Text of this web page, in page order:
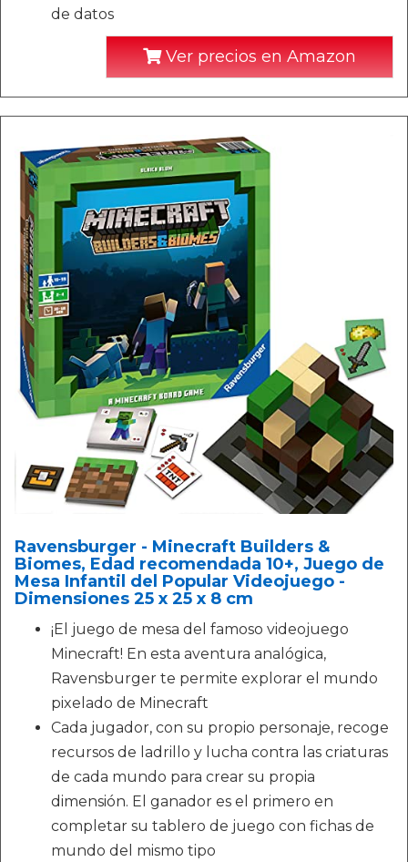
de datos
Ver precios en Amazon
Ravensburger - Minecraft Builders &
Biomes, Edad recomendada 10+, Juego de
Mesa Infantil del Popular Videojuego -
Dimensiones 25 x 25 x 8 cm
¡El juego de mesa del famoso videojuego
Minecraft! En esta aventura analógica,
Ravensburger te permite explorar el mundo
pixelado de Minecraft
Cada jugador, con su propio personaje, recoge
recursos de ladrillo y lucha contra las criaturas
de cada mundo para crear su propia
dimensión. El ganador es el primero en
completar su tablero de juego con fichas de
mundo del mismo tipo